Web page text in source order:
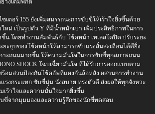
างเต็มพิกัด
เตอร์ 155 ยังเพิ่มสมรรถนะการขับขี่ให้เร้าใจยิ่งขึ้นด้วย
หม่ เป็นรูปตัว Y ที่มีน้ำหนักเบา เพิ่มประสิทธิภาพในการ
น โดยทำงานสัมพันธ์กับ โช้คหน้า เทเลสโคปิค ปรับระยะ
ยะยุบของโช้คหน้าให้สามารถซับแรงสั่นสะเทือนได้ดียิ่ง
าะถนนมากขึ้น ให้ความมั่นใจในการขับขี่ทุกสภาพถนน
SHOCK โฉบเฉี่ยวมั่นใจ ที่ได้รับการออกแบบตาม
ร้อมส่วนป้องกันโช้คอัพที่แผงกันล้อหลัง ผสานการทำงาน
รงกระแทก ขับขี่นุ่ม นั่งสบาย ทรงตัวดี ส่งผลให้ทุกจังหวะ
เร้าใจและความมั่นใจมากยิ่งขึ้น
ขี่จากมุมมองและความรู้สึกของนักขี่ทดสอบ